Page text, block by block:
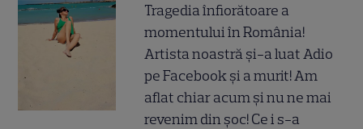
Tragedia înfiorătoare a
momentului în România!
Artista noastră și-a luat Adio
pe Facebook și a murit! Am
aflat chiar acum și nu ne mai
revenim din șoc! Ce i s-a